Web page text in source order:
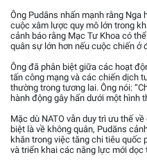
Ông Pudāns nhấn mạnh rằng
cuộc xâm lược quy mô lớn trong
cảnh báo rằng Mạc Tư Khoa có
quân sự lớn hơn nếu cuộc chiến ở
Ông đã phân biệt giữa các hoạt
tấn công mạng và các chiến dịch
thường trong tương lai. Ông nói:
hành động gây hấn dưới một hình
Mặc dù NATO vẫn duy trì ưu thế
biệt là về không quân, Pudāns
khăn trong việc tăng chi tiêu quốc
và triển khai các năng lực mới